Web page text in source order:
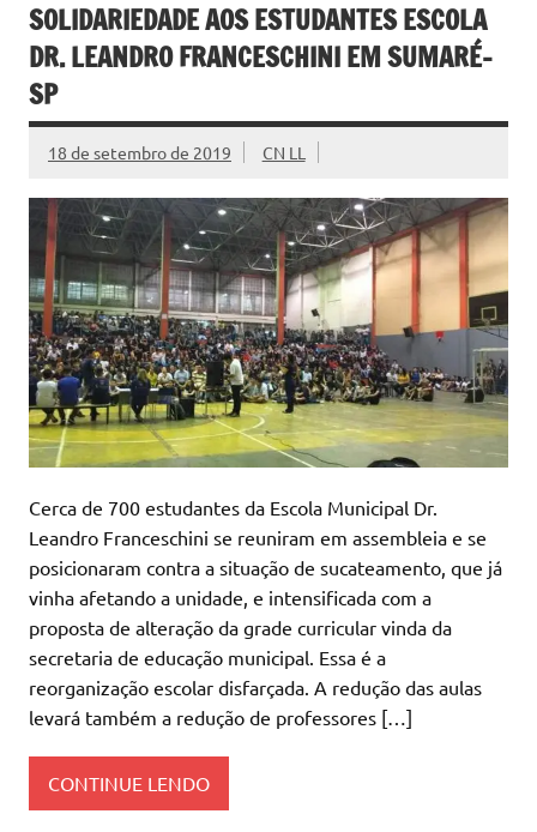
SOLIDARIEDADE AOS ESTUDANTES ESCOLA
DR. LEANDRO FRANCESCHINI EM SUMARÉ-
SP
18 de setembro de 2019 CN LL
Cerca de 700 estudantes da Escola Municipal Dr.
Leandro Franceschini se reuniram em assembleia e se
posicionaram contra a situação de sucateamento, que já
vinha afetando a unidade, e intensificada com a
proposta de alteração da grade curricular vinda da
secretaria de educação municipal. Essa é a
reorganização escolar disfarçada. A redução das aulas
levará também a redução de professores […]
CONTINUE LENDO